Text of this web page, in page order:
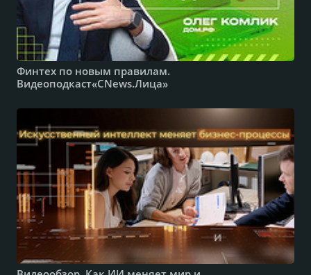
Финтех по новым правилам.
Видеоподкаст«CNews.Лица»